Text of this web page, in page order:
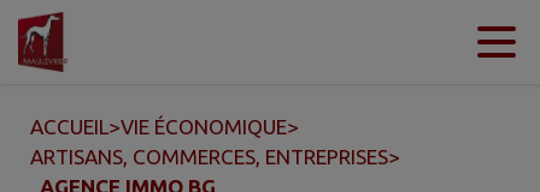
Contenu
ACCUEIL>VIE ÉCONOMIQUE>
ARTISANS, COMMERCES, ENTREPRISES>
AGENCE IMMO BG